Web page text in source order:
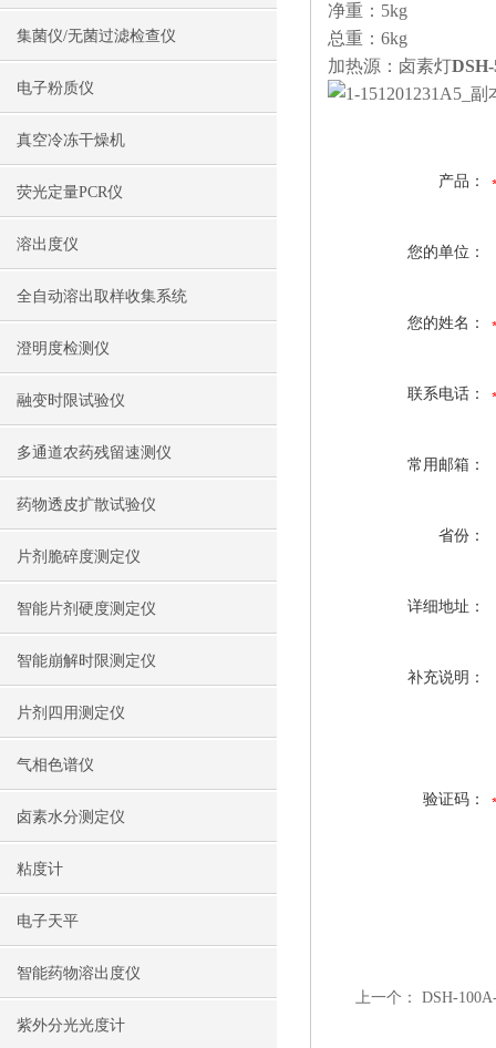
集菌仪/无菌过滤检查仪
电子粉质仪
真空冷冻干燥机
荧光定量PCR仪
溶出度仪
全自动溶出取样收集系统
澄明度检测仪
融变时限试验仪
多通道农药残留速测仪
药物透皮扩散试验仪
片剂脆碎度测定仪
智能片剂硬度测定仪
智能崩解时限测定仪
片剂四用测定仪
气相色谱仪
卤素水分测定仪
粘度计
电子天平
智能药物溶出度仪
紫外分光光度计
净重：5kg
总重：6kg
加热源：卤素灯
产品：
您的单位：
您的姓名：
联系电话：
常用邮箱：
省份：
详细地址：
补充说明：
验证码：
上一个： DSH-